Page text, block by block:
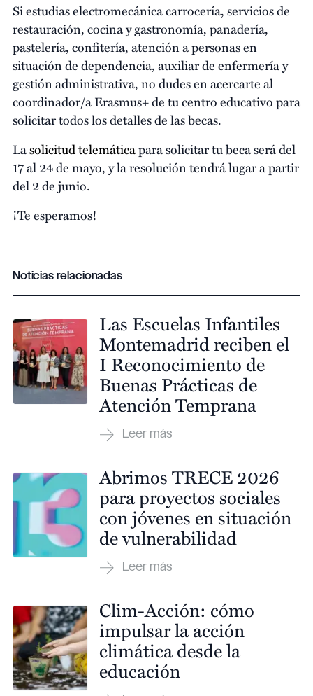
Si estudias electromecánica carrocería, servicios de
restauración, cocina y gastronomía, panadería,
pastelería, confitería, atención a personas en
situación de dependencia, auxiliar de enfermería y
gestión administrativa, no dudes en acercarte al
coordinador/a Erasmus+ de tu centro educativo para
solicitar todos los detalles de las becas.
Lasolicitud telemáticapara solicitar tu beca será del
17 al 24 de mayo, y la resolución tendrá lugar a partir
del 2 de junio.
¡Te esperamos!
Noticias relacionadas
Las Escuelas Infantiles
Montemadrid reciben el
I Reconocimiento de
Buenas Prácticas de
Atención Temprana
Abrimos TRECE 2026
para proyectos sociales
con jóvenes en situación
de vulnerabilidad
Clim-Acción: cómo
impulsar la acción
climática desde la
educación